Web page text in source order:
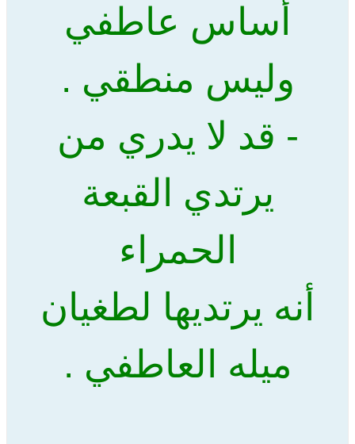
أساس عاطفي
وليس منطقي .
- قد لا يدري من
يرتدي القبعة
الحمراء
أنه يرتديها لطغيان
ميله العاطفي .